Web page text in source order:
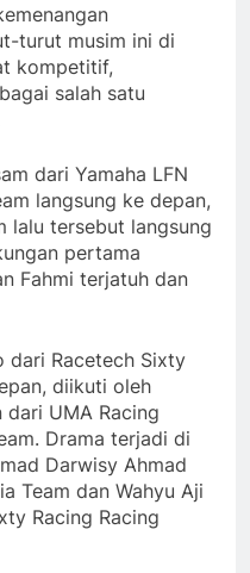
turut musim ini di
kompetitif,
salah satu
dari Yamaha LFN
langsung ke depan,
lalu tersebut langsung
pertama
Fahmi terjatuh dan
dari Racetech Sixty
diikuti oleh
UMA Racing
Drama terjadi di
Darwisy Ahmad
Team dan Wahyu Aji
Racing Racing